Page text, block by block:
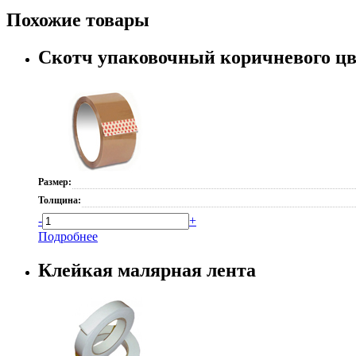
Похожие товары
Скотч упаковочный коричневого
Размер:
Толщина:
-
+
Подробнее
Клейкая малярная лента